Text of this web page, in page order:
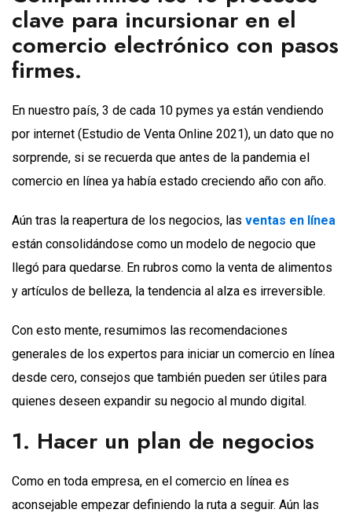
clave para incursionar en el
comercio electrónico con pasos
firmes.
En nuestro país, 3 de cada 10 pymes ya están vendiendo
por internet (Estudio de Venta Online 2021), un dato que no
sorprende, si se recuerda que antes de la pandemia el
comercio en línea ya había estado creciendo año con año.
Aún tras la reapertura de los negocios, las ventas en línea
están consolidándose como un modelo de negocio que
llegó para quedarse. En rubros como la venta de alimentos
y artículos de belleza, la tendencia al alza es irreversible.
Con esto mente, resumimos las recomendaciones
generales de los expertos para iniciar un comercio en línea
desde cero, consejos que también pueden ser útiles para
quienes deseen expandir su negocio al mundo digital.
1. Hacer un plan de negocios
Como en toda empresa, en el comercio en línea es
aconsejable empezar definiendo la ruta a seguir. Aún las